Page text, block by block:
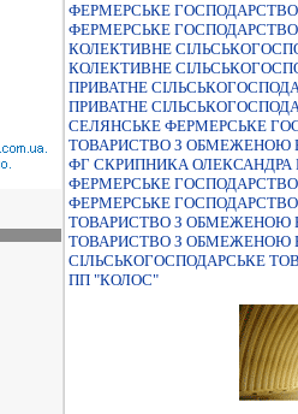
ФЕРМЕРСЬКЕ ГОСПОДАРСТВО
ФЕРМЕРСЬКЕ
КОЛЕКТИВНЕ
КОЛЕКТИВНЕ
ПРИВАТНЕ
ПРИВАТНЕ
СЕЛЯНСЬКЕ ФЕРМЕРСЬКЕ
ТОВАРИСТВО З ОБМЕЖЕНОЮ
ФГ СКРИПНИКА ОЛЕКСАНДРА
ФЕРМЕРСЬКЕ
ФЕРМЕРСЬКЕ
ТОВАРИСТВО З ОБМЕЖЕНОЮ
ТОВАРИСТВО З ОБМЕЖЕНОЮ
СIЛЬСЬКОГОСПОДАРСЬКЕ
ПП "КОЛОС"